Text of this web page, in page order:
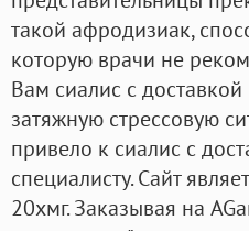
такой афродизиак,
которую врачи не
Вам сиалис с
затяжную стрессовую
привело к сиалис с
специалисту. Сайт
20хмг. Заказывая на